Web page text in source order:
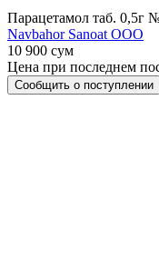
Парацетамол таб. 0,5г
Navbahor Sanoat ООО
10 900 сум
Цена при последнем
Сообщить о поступлении